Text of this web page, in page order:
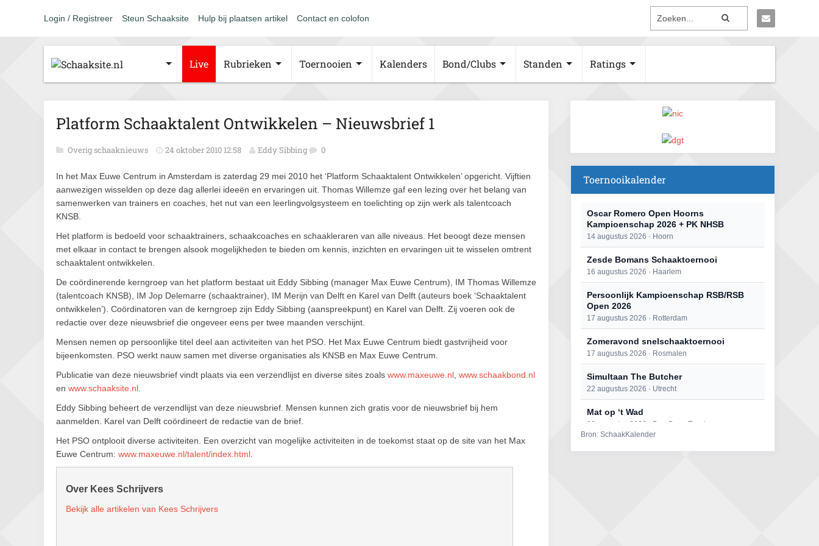
Login / Registreer Steun Schaaksite Hulp bij plaatsen artikel Contact en colofon
Live Rubrieken Toernooien Kalenders Bond/Clubs Standen Ratings
Platform Schaaktalent Ontwikkelen – Nieuwsbrief 1
Overig schaaknieuws 24 oktober 2010 12:58 Eddy Sibbing 0
In het Max Euwe Centrum in Amsterdam is zaterdag 29 mei 2010 het ‘Platform Schaaktalent Ontwikkelen’ opgericht. Vijftien
aanwezigen wisselden op deze dag allerlei ideeën en ervaringen uit. Thomas Willemze gaf een lezing over het belang van
samenwerken van trainers en coaches, het nut van een leerlingvolgsysteem en toelichting op zijn werk als talentcoach
KNSB.
Het platform is bedoeld voor schaaktrainers, schaakcoaches en schaakleraren van alle niveaus. Het beoogt deze mensen
met elkaar in contact te brengen alsook mogelijkheden te bieden om kennis, inzichten en ervaringen uit te wisselen omtrent
schaaktalent ontwikkelen.
De coördinerende kerngroep van het platform bestaat uit Eddy Sibbing (manager Max Euwe Centrum), IM Thomas Willemze
(talentcoach KNSB), IM Jop Delemarre (schaaktrainer), IM Merijn van Delft en Karel van Delft (auteurs boek ‘Schaaktalent
ontwikkelen’). Coördinatoren van de kerngroep zijn Eddy Sibbing (aanspreekpunt) en Karel van Delft. Zij voeren ook de
redactie over deze nieuwsbrief die ongeveer eens per twee maanden verschijnt.
Mensen nemen op persoonlijke titel deel aan activiteiten van het PSO. Het Max Euwe Centrum biedt gastvrijheid voor
bijeenkomsten. PSO werkt nauw samen met diverse organisaties als KNSB en Max Euwe Centrum.
Publicatie van deze nieuwsbrief vindt plaats via een verzendlijst en diverse sites zoals www.maxeuwe.nl www.schaakbond.nl
en www.schaaksite.nl
Eddy Sibbing beheert de verzendlijst van deze nieuwsbrief. Mensen kunnen zich gratis voor de nieuwsbrief bij hem
aanmelden. Karel van Delft coördineert de redactie van de brief.
Het PSO ontplooit diverse activiteiten. Een overzicht van mogelijke activiteiten in de toekomst staat op de site van het Max
Euwe Centrum: www.maxeuwe.nl/talent/index.html
Over Kees Schrijvers
Bekijk alle artikelen van Kees Schrijvers
Toernooikalender
Oscar Romero Open Hoorns
Kampioenschap 2026 + PK NHSB
14 augustus 2026 · Hoorn
Zesde Bomans Schaaktoernooi
16 augustus 2026 · Haarlem
Persoonlijk Kampioenschap RSB/RSB
Open 2026
17 augustus 2026 · Rotterdam
Zomeravond snelschaaktoernooi
17 augustus 2026 · Rosmalen
Simultaan The Butcher
22 augustus 2026 · Utrecht
Mat op ‘t Wad
22 augustus 2026 · Den Burg, Texel
Bron: SchaakKalender